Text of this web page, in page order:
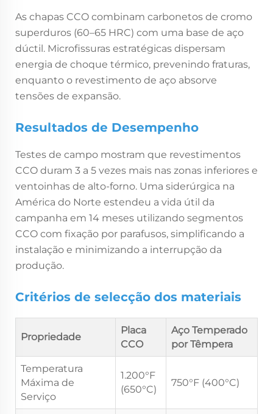
As chapas CCO combinam carbonetos de cromo
superduros (60–65 HRC) com uma base de aço
dúctil. Microfissuras estratégicas dispersam
energia de choque térmico, prevenindo fraturas,
enquanto o revestimento de aço absorve
tensões de expansão.
Resultados de Desempenho
Testes de campo mostram que revestimentos
CCO duram 3 a 5 vezes mais nas zonas inferiores e
ventoinhas de alto-forno. Uma siderúrgica na
América do Norte estendeu a vida útil da
campanha em 14 meses utilizando segmentos
CCO com fixação por parafusos, simplificando a
instalação e minimizando a interrupção da
produção.
Critérios de selecção dos materiais
Propriedade
Placa
CCO
Aço Temperado
por Têmpera
Temperatura
Máxima de
Serviço
1.200°F
(650°C)
750°F (400°C)